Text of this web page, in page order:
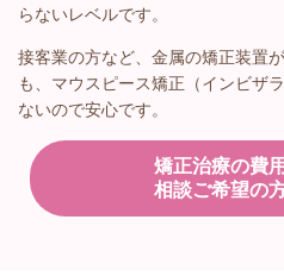
らないレベルです。
接客業の方など、金属の矯正装置
も、マウスピース矯正（インビザ
ないので安心です。
矯正治療の費
相談ご希望の